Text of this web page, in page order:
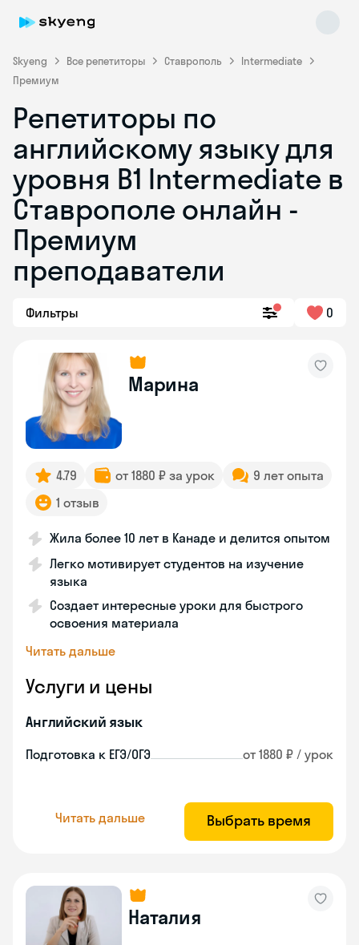
Skyeng Все репетиторы Ставрополь
Intermediate
Премиум
Репетиторы по
английскому языку для
уровня B1 Intermediate в
Ставрополе онлайн -
Премиум
преподаватели
Фильтры 0
Марина
4.79 от 1880 ₽ за урок
9 лет опыта
1 отзыв
Жила более 10 лет в Канаде и делится опытом
Легко мотивирует студентов на изучение
языка
Создает интересные уроки для быстрого
освоения материала
Читать дальше
Услуги и цены
Английский язык
Подготовка к ЕГЭ/ОГЭ от 1880 ₽ / урок
Читать дальше Выбрать время
Наталия
Skyeng Chat
online